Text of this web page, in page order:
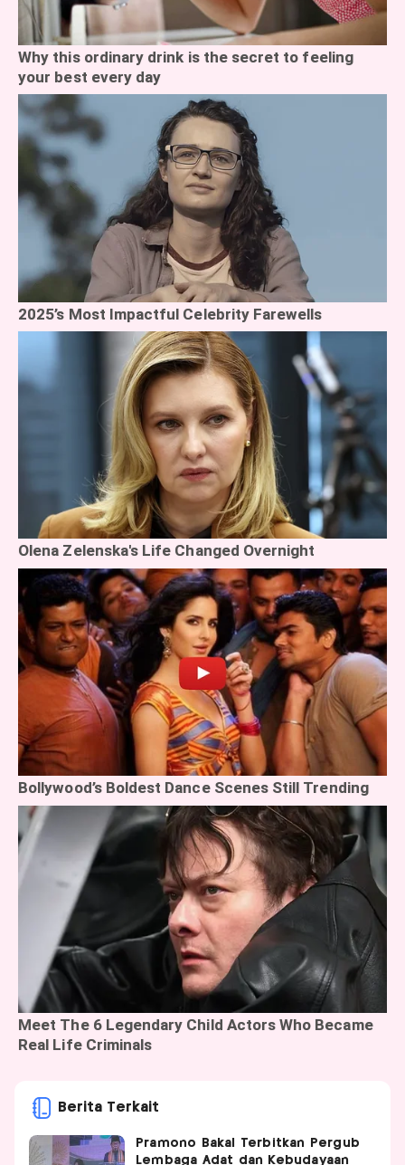
Berita Terkait
Pramono Bakal Terbitkan Pergub
Lembaga Adat dan Kebudayaan